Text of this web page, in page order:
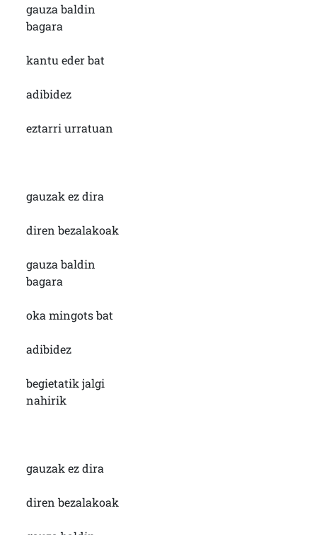
gauza baldin
bagara
kantu eder bat
adibidez
eztarri urratuan
gauzak ez dira
diren bezalakoak
gauza baldin
bagara
oka mingots bat
adibidez
begietatik jalgi
nahirik
gauzak ez dira
diren bezalakoak